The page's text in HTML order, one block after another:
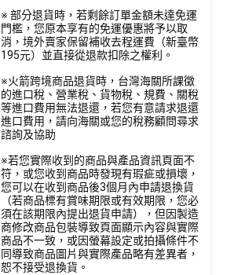
※ 部分退貨時，若剩餘訂單金額未達免運
門檻，您原本享有的免運優惠將予以取
消，境外賣家保留補收去程運費（新臺幣
195元）並直接從退款扣除之權利。
※火箭跨境商品退貨時，台灣海關所課徵
的進口稅、營業稅、貨物稅、規費、關稅
等進口費用無法退還，若您有意請求退還
進口費用，請向海關或您的稅務顧問尋求
諮詢及協助
※若您實際收到的商品與產品資訊頁面不
符，或您收到商品時發現有瑕疵或損壞，
您可以在收到商品後3個月內申請退換貨
（若商品標有賞味期限或有效期限，您必
須在該期限內提出退貨申請），但因製造
商修改商品包裝導致頁面顯示內容與實際
商品不一致，或因螢幕設定或拍攝條件不
同導致商品圖片與實際產品略有差異者，
恕不接受退換貨。